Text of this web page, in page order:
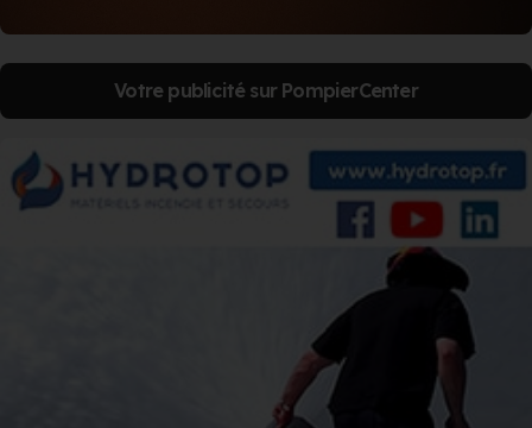
Votre publicité sur PompierCenter